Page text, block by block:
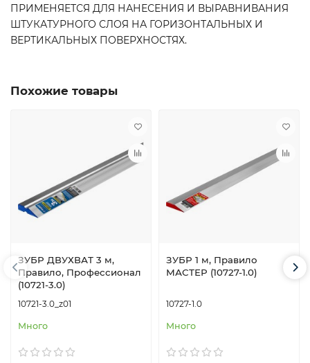
ПРИМЕНЯЕТСЯ ДЛЯ НАНЕСЕНИЯ И ВЫРАВНИВАНИЯ
ШТУКАТУРНОГО СЛОЯ НА ГОРИЗОНТАЛЬНЫХ И
ВЕРТИКАЛЬНЫХ ПОВЕРХНОСТЯХ.
Похожие товары
ЗУБР ДВУХВАТ 3 м,
Правило, Профессионал
(10721-3.0)
10721-3.0_z01
Много
ЗУБР 1 м, Правило
МАСТЕР (10727-1.0)
10727-1.0
Много